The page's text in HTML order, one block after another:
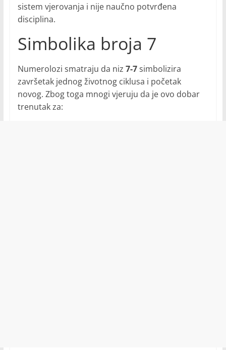
sistem vjerovanja i nije naučno potvrđena
disciplina.
Simbolika broja 7
Numerolozi smatraju da niz 7-7simbolizira
završetak jednog životnog ciklusa i početak
novog. Zbog toga mnogi vjeruju da je ovo dobar
trenutak za: